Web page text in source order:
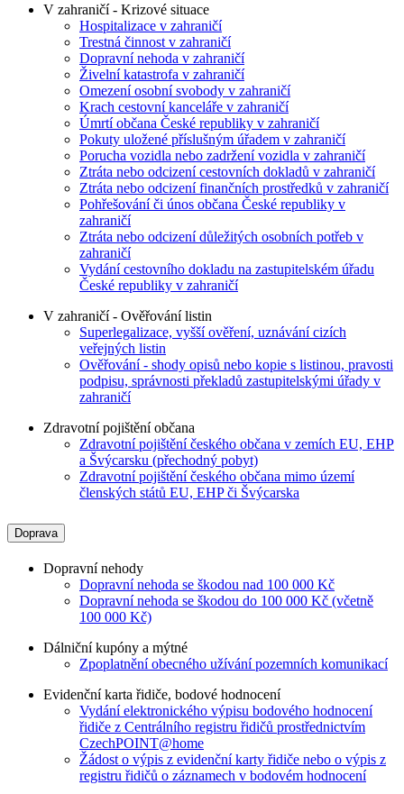
V zahraničí - Krizové situace
Hospitalizace v zahraničí
Trestná činnost v zahraničí
Dopravní nehoda v zahraničí
Živelní katastrofa v zahraničí
Omezení osobní svobody v zahraničí
Krach cestovní kanceláře v zahraničí
Úmrtí občana České republiky v zahraničí
Pokuty uložené příslušným úřadem v zahraničí
Porucha vozidla nebo zadržení vozidla v zahraničí
Ztráta nebo odcizení cestovních dokladů v zahraničí
Ztráta nebo odcizení finančních prostředků v zahraničí
Pohřešování či únos občana České republiky v
zahraničí
Ztráta nebo odcizení důležitých osobních potřeb v
zahraničí
Vydání cestovního dokladu na zastupitelském úřadu
České republiky v zahraničí
V zahraničí - Ověřování listin
Superlegalizace, vyšší ověření, uznávání cizích
veřejných listin
Ověřování - shody opisů nebo kopie s listinou, pravosti
podpisu, správnosti překladů zastupitelskými úřady v
zahraničí
Zdravotní pojištění občana
Zdravotní pojištění českého občana v zemích EU, EHP
a Švýcarsku (přechodný pobyt)
Zdravotní pojištění českého občana mimo území
členských států EU, EHP či Švýcarska
Doprava
Dopravní nehody
Dopravní nehoda se škodou nad 100 000 Kč
Dopravní nehoda se škodou do 100 000 Kč (včetně
100 000 Kč)
Dálniční kupóny a mýtné
Zpoplatnění obecného užívání pozemních komunikací
Evidenční karta řidiče, bodové hodnocení
Vydání elektronického výpisu bodového hodnocení
řidiče z Centrálního registru řidičů prostřednictvím
CzechPOINT@home
Žádost o výpis z evidenční karty řidiče nebo o výpis z
registru řidičů o záznamech v bodovém hodnocení